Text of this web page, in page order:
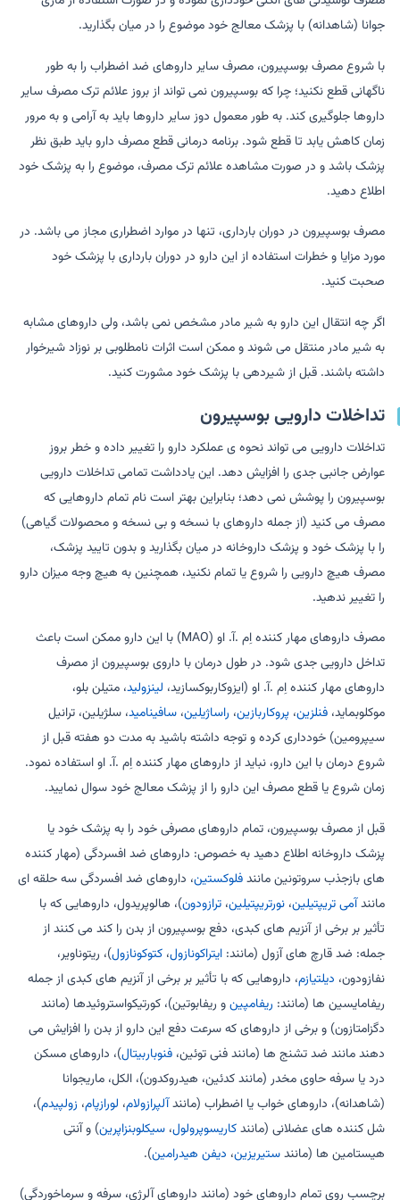
جوانا (شاهدانه) با پزشک معالج خود موضوع را در میان بگذارید.
با شروع مصرف بوسپیرون، مصرف سایر داروهای ضد اضطراب را به طور
ناگهانی قطع نکنید؛ چرا که بوسپیرون نمی تواند از بروز علائم ترک مصرف سایر
داروها جلوگیری کند. به طور معمول دوز سایر داروها باید به آرامی و به مرور
زمان کاهش یابد تا قطع شود. برنامه درمانی قطع مصرف دارو باید طبق نظر
پزشک باشد و در صورت مشاهده علائم ترک مصرف، موضوع را به پزشک خود
اطلاع دهید.
مصرف بوسپیرون در دوران بارداری، تنها در موارد اضطراری مجاز می باشد. در
مورد مزایا و خطرات استفاده از این دارو در دوران بارداری با پزشک خود
صحبت کنید.
اگر چه انتقال این دارو به شیر مادر مشخص نمی باشد، ولی داروهای مشابه
به شیر مادر منتقل می شوند و ممکن است اثرات نامطلوبی بر نوزاد شیرخوار
داشته باشند. قبل از شیردهی با پزشک خود مشورت کنید.
تداخلات دارویی بوسپیرون
تداخلات دارویی می تواند نحوه ی عملکرد دارو را تغییر داده و خطر بروز
عوارض جانبی جدی را افزایش دهد. این یادداشت تمامی تداخلات دارویی
بوسپیرون را پوشش نمی دهد؛ بنابراین بهتر است نام تمام داروهایی که
مصرف می کنید (از جمله داروهای با نسخه و بی نسخه و محصولات گیاهی)
را با پزشک خود و پزشک داروخانه در میان بگذارید و بدون تایید پزشک،
مصرف هیچ دارویی را شروع یا تمام نکنید، همچنین به هیچ وجه میزان دارو
را تغییر ندهید.
مصرف داروهای مهار کننده اِم .آ. او (MAO) با این دارو ممکن است باعث
تداخل دارویی جدی شود. در طول درمان با داروی بوسپیرون از مصرف
داروهای مهار کننده اِم .آ. او (ایزوکاربوکسازید، لینزولید، متیلن بلو،
موکلوبماید،فنلزین،پروکاربازین، راساژیلین،سافینامید، سلژیلین، ترانیل
سیپرومین) خودداری کرده و توجه داشته باشید به مدت دو هفته قبل از
شروع درمان با این دارو، نباید از داروهای مهار کننده اِم .آ. او استفاده نمود.
زمان شروع یا قطع مصرف این دارو را از پزشک معالج خود سوال نمایید.
قبل از مصرف بوسپیرون، تمام داروهای مصرفی خود را به پزشک خود یا
پزشک داروخانه اطلاع دهید به خصوص: داروهای ضد افسردگی (مهار کننده
های بازجذب سروتونین مانندفلوکستین، داروهای ضد افسردگی سه حلقه ای
مانندآمی تریپتیلین،نورتریپتیلین،ترازودون)، هالوپریدول، داروهایی که با
تأثیر بر برخی از آنزیم های کبدی، دفع بوسپیرون از بدن را کند می کنند از
جمله: ضد قارچ های آزول (مانند:ایتراکونازول،کتوکونازول)، ریتوناویر،
نفازودون، دیلتیازم، داروهایی که با تأثیر بر برخی از آنزیم های کبدی از جمله
ریفامایسین ها (مانند: ریفامپینو ریفابوتین)، کورتیکواستروئیدها (مانند
دگزامتازون) و برخی از داروهای که سرعت دفع این دارو از بدن را افزایش می
دهند مانند ضد تشنج ها (مانند فنی توئین،فنوباربیتال)، داروهای مسکن
درد یا سرفه حاوی مخدر (مانند کدئین، هیدروکدون)، الکل، ماریجوانا
(شاهدانه)، داروهای خواب یا اضطراب (مانندآلپرازولام، لورازپام، زولپیدم)،
شل کننده های عضلانی (مانندکاریسوپرولول،سیکلوبنزاپرین) و آنتی
هیستامین ها (مانندستیریزین، دیفن هیدرامین).
برچسب روی تمام داروهای خود (مانند داروهای آلرژی، سرفه و سرماخوردگی)